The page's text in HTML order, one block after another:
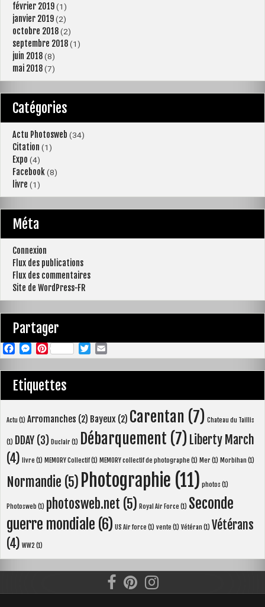
février 2019 (1)
janvier 2019 (2)
octobre 2018 (2)
septembre 2018 (1)
juin 2018 (8)
mai 2018 (7)
Catégories
Actu Photosweb (34)
Citation (1)
Expo (4)
Facebook (8)
livre (1)
Méta
Connexion
Flux des publications
Flux des commentaires
Site de WordPress-FR
Partager
c
e
o
o
k
M
s
n
g
r
P
n
t
r
e
t
e
r
Etiquettes
Actu (1) Arromanches (2) Bayeux (2) Carentan (7) Chateau du Taillis
(1) DDAY (3) Duclair (1) Débarquement (7) Liberty March
(4) livre (1) MEMORY Collectif(1) MEMORY collectif de photographe (1) Mer (1) Morbihan (1)
Normandie (5) Photographie (11) photos (1)
Photosweb (1) photosweb.net (5) Royal Air Force (1) Seconde
guerre mondiale (6) US Air force (1) vente (1) Vétéran (1) Vétérans
(4) WW2 (1)